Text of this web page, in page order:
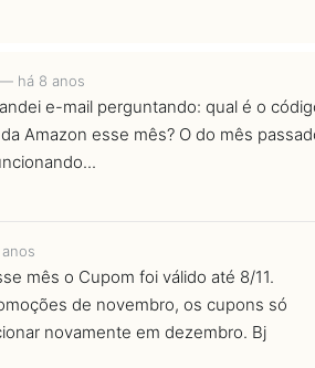
— há 8 anos
e-mail perguntando: qual é o
Amazon esse mês? O do mês
mês o Cupom foi válido até 8/11.
de novembro, os cupons só
novamente em dezembro. Bj